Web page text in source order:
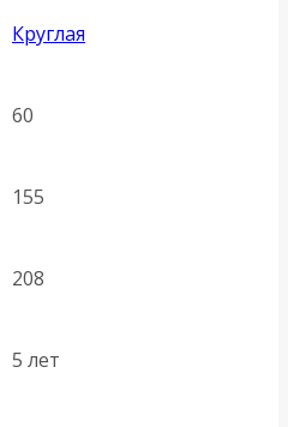
Круглая
60
155
208
5 лет